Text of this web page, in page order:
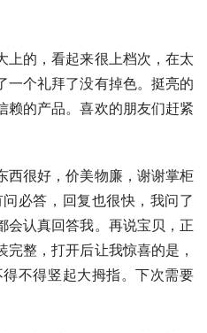
上的，看起来很上档次，在太
一个礼拜了没有掉色。挺亮的
赖的产品。喜欢的朋友们赶紧
西很好，价美物廉，谢谢掌柜
必答，回复也很快，我问了
会认真回答我。再说宝贝，正
整，打开后让我惊喜的是，
不得竖起大拇指。下次需要